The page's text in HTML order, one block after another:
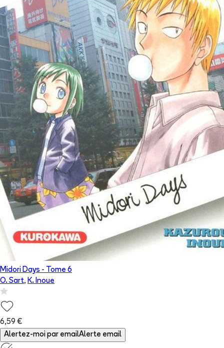
Midori Days - Tome 6
O. Sart, K. Inoue
6,59 €
Alertez-moi par emailAlerte email